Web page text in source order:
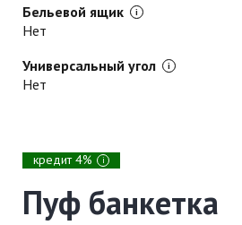
Бельевой ящик
Нет
Универсальный угол
Нет
кредит 4% i
Пуф банкетка